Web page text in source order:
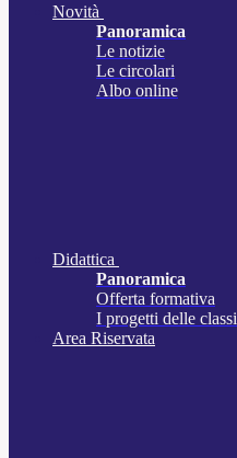
Novità
Panoramica
Le notizie
Le circolari
Albo online
Didattica
Panoramica
Offerta formativa
I progetti delle classi
Area Riservata